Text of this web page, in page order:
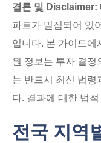
결론 및 Disclaimer:
파트가 밀집되어 있
입니다. 본 가이드에
원 정보는 투자 결정
는 반드시 최신 법령
다. 결과에 대한 법
전국 지역